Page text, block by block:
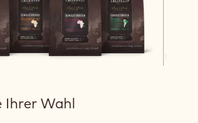
Ihrer Wahl